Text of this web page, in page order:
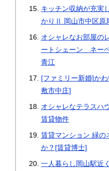
キッチン収納が充実
かりⅡ 岡山市中区原
オシャレなお部屋の
ートシェーン ネー
青江
[ファミリー新婚]か
敷市中庄]
オシャレなテラスハ
賃貸物件
賃貸マンション 緑の
か？[賃貸博士]
一人暮らし岡山駅近